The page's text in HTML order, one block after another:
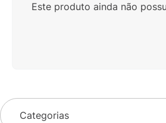
Este produto ainda não
Categorias